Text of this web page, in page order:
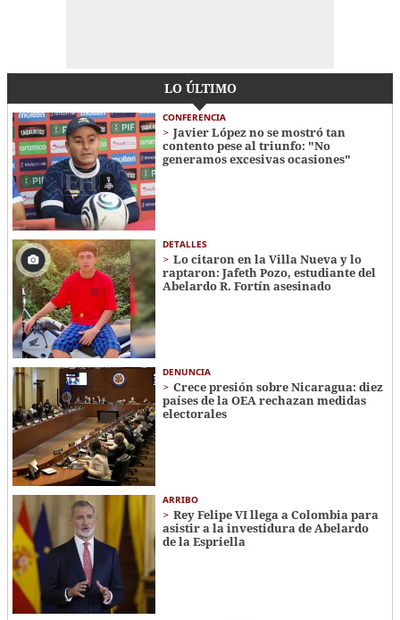
LO ÚLTIMO
CONFERENCIA
Javier López no se mostró tan
contento pese al triunfo: "No
generamos excesivas ocasiones"
DETALLES
Lo citaron en la Villa Nueva y lo
raptaron: Jafeth Pozo, estudiante del
Abelardo R. Fortín asesinado
DENUNCIA
Crece presión sobre Nicaragua: diez
países de la OEA rechazan medidas
electorales
ARRIBO
Rey Felipe VI llega a Colombia para
asistir a la investidura de Abelardo
de la Espriella